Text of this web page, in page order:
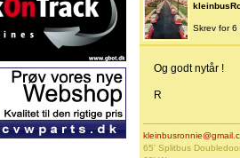
Skrev for 6
Og godt nytår !
R
65' Splitbus